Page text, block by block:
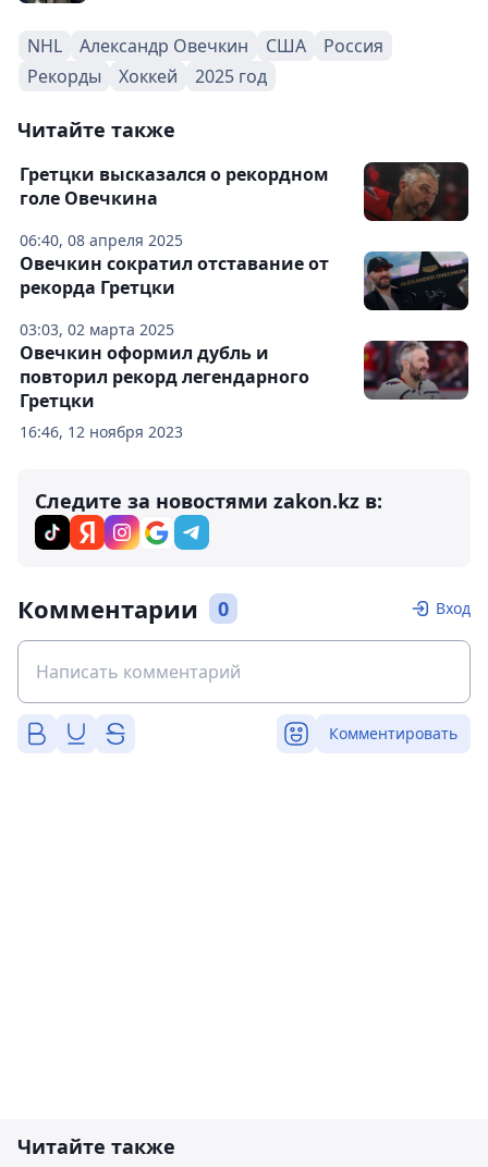
NHL Александр Овечкин США
Россия
Рекорды
Хоккей 2025 год
Читайте также
06:40, 08 апреля 2025
Гретцки высказался о рекордном
голе Овечкина
03:03, 02 марта 2025
Овечкин сократил отставание от
рекорда Гретцки
16:46, 12 ноября 2023
Овечкин оформил дубль и
повторил рекорд легендарного
Гретцки
Следите за новостями zakon.kz в:
Комментарии 0 Вход
Комментировать
Читайте также